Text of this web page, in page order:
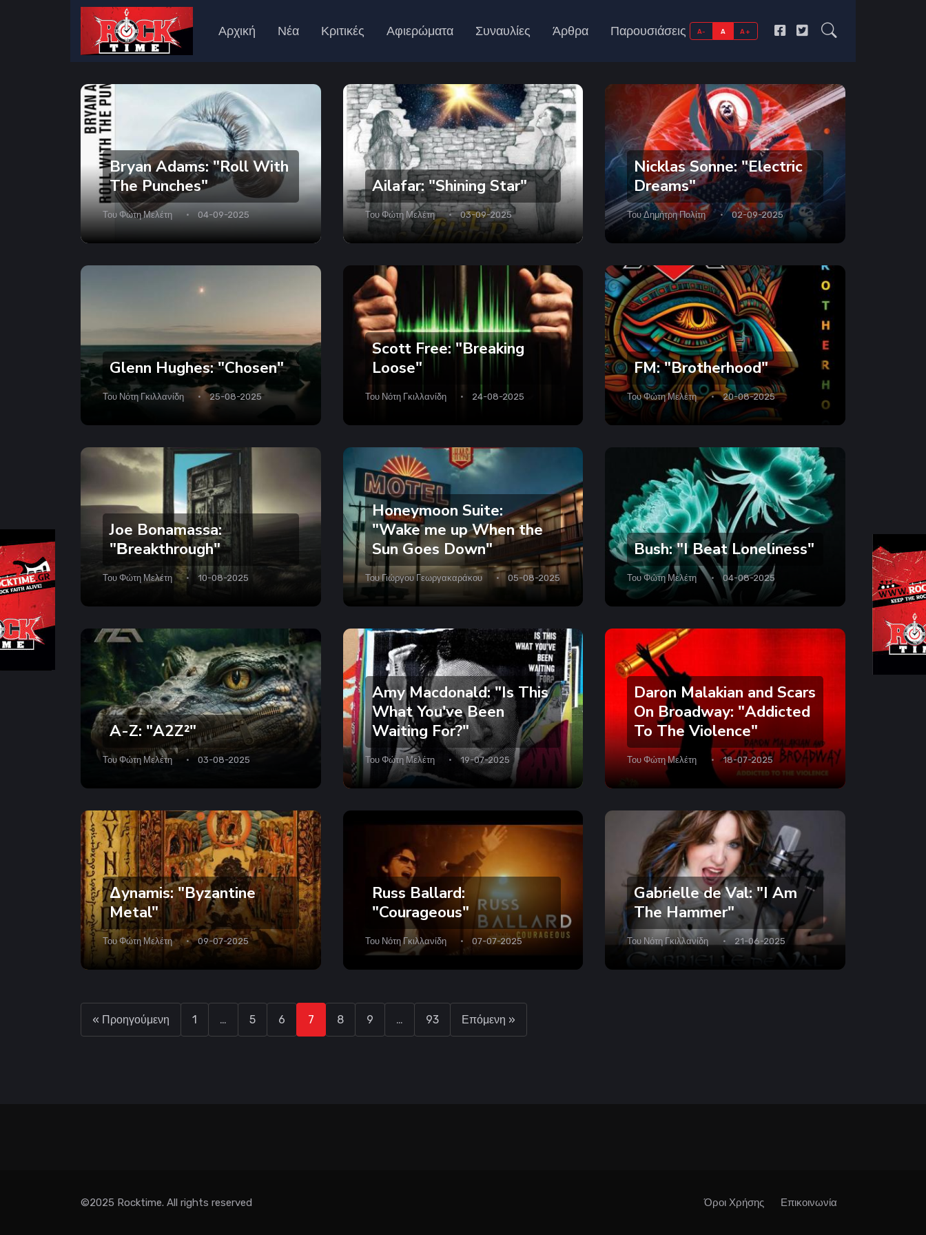
Αρχική Νέα Κριτικές Αφιερώματα Συναυλίες Άρθρα Παρουσιάσεις A- A A+
Bryan Adams: "Roll With
The Punches"
Του Φώτη Μελέτη 04-09-2025
Ailafar: "Shining Star"
ΤουΦώτη Μελέτη 03-09-2025
Nicklas Sonne: "Electric
Dreams"
ΤουΔημήτρη Πολίτη 02-09-2025
Glenn Hughes: "Chosen"
Του Νότη Γκιλλανίδη 25-08-2025
Scott Free: "Breaking
Loose"
Του Νότη Γκιλλανίδη 24-08-2025
FM: "Brotherhood"
ΤουΦώτη Μελέτη 20-08-2025
Joe Bonamassa:
"Βreakthrough"
Του Φώτη Μελέτη 10-08-2025
Honeymoon Suite:
"Wake me up When the
Sun Goes Down"
ΤουΓιώργου Γεωργακαράκου 05-08-2025
Bush: "I Beat Loneliness"
ΤουΦώτη Μελέτη 04-08-2025
A-Z: "A2Z²"
Του Φώτη Μελέτη 03-08-2025
Amy Macdonald: "Is This
What You've Been
Waiting For?"
Του Φώτη Μελέτη 19-07-2025
Daron Malakian and Scars
On Broadway: "Addicted
To The Violence"
ΤουΦώτη Μελέτη 18-07-2025
Δynamis: "Byzantine
Metal"
ΤουΦώτη Μελέτη 09-07-2025
Russ Ballard:
"Courageous"
Του Νότη Γκιλλανίδη 07-07-2025
Gabrielle de Val: "I Am
The Hammer"
Του Νότη Γκιλλανίδη 21-06-2025
« Προηγούμενη 1 … 5 6 7 8 9 … 93 Επόμενη »
©2025 Rocktime. All rights reserved Όροι Χρήσης Επικοινωνία